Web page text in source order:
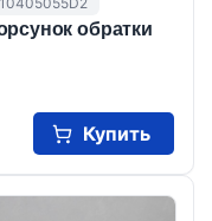
обратки
Купить